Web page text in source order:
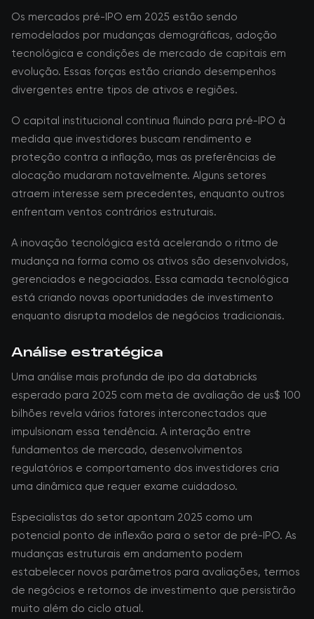
Os mercados pré-IPO em 2025 estão sendo
remodelados por mudanças demográficas, adoção
tecnológica e condições de mercado de capitais em
evolução. Essas forças estão criando desempenhos
divergentes entre tipos de ativos e regiões.
O capital institucional continua fluindo para pré-IPO à
medida que investidores buscam rendimento e
proteção contra a inflação, mas as preferências de
alocação mudaram notavelmente. Alguns setores
atraem interesse sem precedentes, enquanto outros
enfrentam ventos contrários estruturais.
A inovação tecnológica está acelerando o ritmo de
mudança na forma como os ativos são desenvolvidos,
gerenciados e negociados. Essa camada tecnológica
está criando novas oportunidades de investimento
enquanto disrupta modelos de negócios tradicionais.
Análise estratégica
Uma análise mais profunda de ipo da databricks
esperado para 2025 com meta de avaliação de us$ 100
bilhões revela vários fatores interconectados que
impulsionam essa tendência. A interação entre
fundamentos de mercado, desenvolvimentos
regulatórios e comportamento dos investidores cria
uma dinâmica que requer exame cuidadoso.
Especialistas do setor apontam 2025 como um
potencial ponto de inflexão para o setor de pré-IPO. As
mudanças estruturais em andamento podem
estabelecer novos parâmetros para avaliações, termos
de negócios e retornos de investimento que persistirão
muito além do ciclo atual.